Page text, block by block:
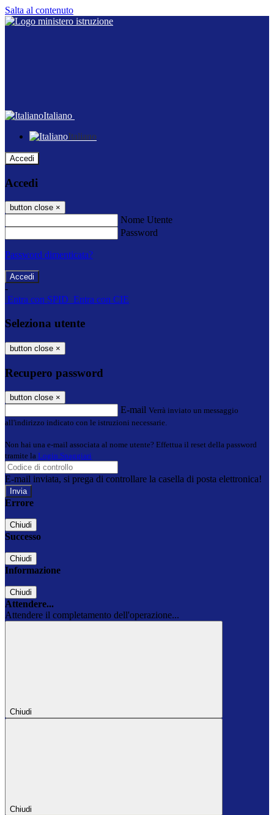
Salta al contenuto
Italiano
Italiano
Accedi
Accedi
button close ×
Nome Utente
Password
Password dimenticata?
-
Entra con SPID Entra con CIE
Seleziona utente
button close ×
Recupero password
button close ×
E-mail Verrà inviato un messaggio
all'indirizzo indicato con le istruzioni necessarie.
Non hai una e-mail associata al nome utente? Effettua il reset della password
tramite la Login Spaggiari
E-mail inviata, si prega di controllare la casella di posta elettronica!
Errore
Chiudi
Successo
Chiudi
Informazione
Chiudi
Attendere...
Attendere il completamento dell'operazione...
Chiudi
Chiudi